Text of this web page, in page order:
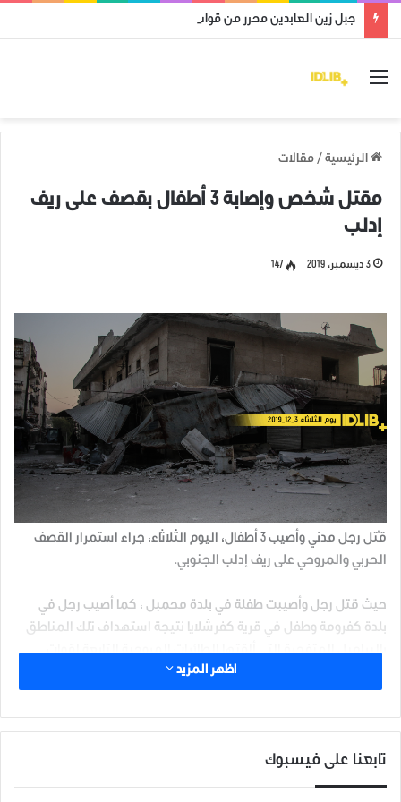
جبل زين العابدين محرر من قوات النظام وميليشياته
القائمة
الرئيسية / مقالات
مقتل شخص وإصابة 3 أطفال بقصف على ريف
إدلب
3 ديسمبر، 2019 147
قُتل رجل مدني وأصيب 3 أطفال، اليوم الثلاثاء، جراء استمرار القصف
الحربي والمروحي على ريف إدلب الجنوبي.
حيث قتل رجل وأصيبت طفلة في بلدة محمبل ، كما أصيب رجل في
بلدة كفرومة وطفل في قرية كفرشلايا نتيجة استهداف تلك المناطق
بالبراميل المتفجرة التي ألقتها الطائرات المروحية التابعة لقوات
فرق الخوذ البيضاء وثقت استهداف 23 منطقة ب 14 غارة جوية 10 منها
لقوات الأسد، بالإضافة إلى 20 صاروخاً من راجمات أرضية.
اظهر المزيد
تابعنا على فيسبوك